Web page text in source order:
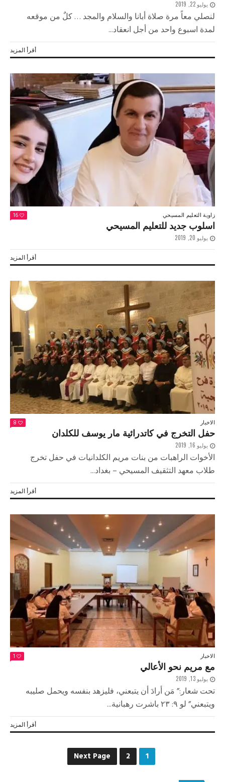
يوليو 22, 2019
لنصلي معاً مرة صلاة أبانا والسلام والمجد … كلٌ من موقعه
لمدة اسبوع واحد من أجل انعقاد...
أقرأ المزيد
زاوية التعليم المسيحي 16
اسلوب جديد للتعليم المسيحي
يوليو 20, 2019
أقرأ المزيد
الاخبار 8
حفل التخرج في كاتدرائية مار يوسف للكلدان
يوليو 16, 2019
الأخوات الراهبات من بنات مريم الكلدانيات في حفل تخرج
طلاب معهد التثقيف المسيحي – بغداد...
أقرأ المزيد
الاخبار 1
مع مريم نحو الأعالي
يوليو 13, 2019
تحت شعار:” مَن أرادَ أن يتبعني، فليزهد بنفسه ويحمل صليبه
ويتبعني” لو ٩: ٢٣ باشرت رهبانية...
أقرأ المزيد
1
2
Next Page